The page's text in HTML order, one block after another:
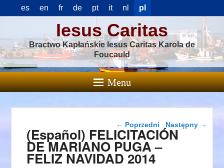
es en fr de pt it nl pl
Iesus Caritas
Bractwo Kapłańskie Iesus Caritas Karola de
Foucauld
Menu
Nawigacja wpisu
← Poprzedni Następny →
(Español) FELICITACIÓN
DE MARIANO PUGA –
FELIZ NAVIDAD 2014